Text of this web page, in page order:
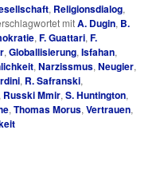
, Religionsdialog,
mitA. Dugin, B.
,F. Guattari,F.
,Globallisierung,Isfahan,
,Narzissmus,Neugier,
, R. Safranski,
Russki Mmir,S. Huntington,
,Thomas Morus,Vertrauen,